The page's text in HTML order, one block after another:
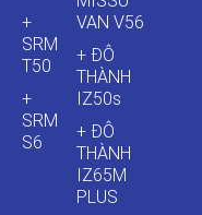
+
SRM
T50
+
SRM
S6
VAN V56
+ ĐÔ
THÀNH
IZ50s
+ ĐÔ
THÀNH
IZ65M
PLUS